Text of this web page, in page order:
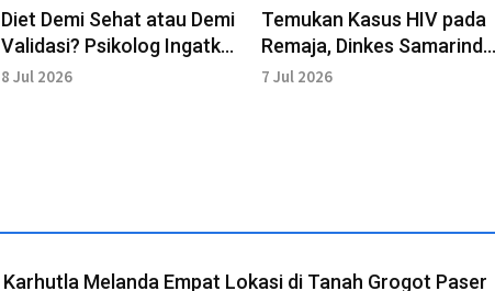
Diet Demi Sehat atau Demi
Validasi? Psikolog Ingatkan
Tujuan Diet Tak Sekadar
8 Jul 2026
Temukan Kasus HIV pada
Remaja, Dinkes Samarinda
Dorong Edukasi di Sekolah
7 Jul 2026
Karhutla Melanda Empat Lokasi di Tanah Grogot Paser